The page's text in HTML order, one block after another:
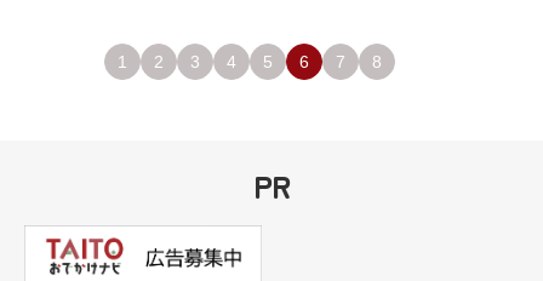
1 2 3 4 5 6 7 8
PR